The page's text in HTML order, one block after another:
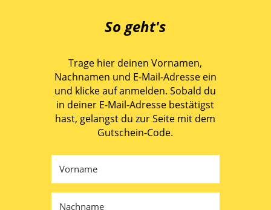
So geht's
Trage hier deinen Vornamen,
Nachnamen und E-Mail-Adresse ein
und klicke auf anmelden. Sobald du
in deiner E-Mail-Adresse bestätigst
hast, gelangst du zur Seite mit dem
Gutschein-Code.